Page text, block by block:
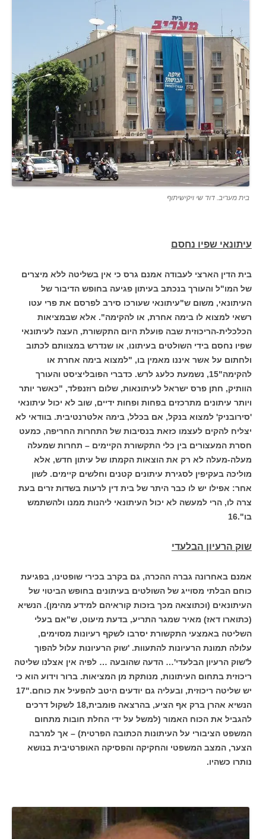
בית מעריב. דוד שי ויקישיתוף
עיתונאי שפיו נחסם
בית הדין הארצי לעבודה אמנם גרס כי אין בשליטה ללא מיצרים
של המו"ל והעורך בנכתב בעיתון פגיעה בחופש הדיבור של
העיתונאי, משום ש"עיתונאי שעורכו סירב לפרסם את פרי עטו
רשאי למצוא לו בימה אחרת, או להקימה". אלא שבמציאות
הכלכלית-הריכוזית שבה פועלת היום התקשורת, העצה לעיתונאי
שפיו נחסם בידי השולטים בעיתונו, או שנדרש במצוותם לכתוב
ולחתום על אשר איננו מאמין בו, "למצוא בימה אחרת או
להקימה"15, נשמעת כלעג לרש. כדברי הפובליציסט והעורך
הוותיק, חתן פרס ישראל לעיתונאות, שלום רוזנפלד, "כאשר יותר
ויותר עיתונים מתרכזים בפחות ופחות ידיים, שוב לא יכול עיתונאי
'סירובניק' למצוא בנקל, אם בכלל, בימה אלטרנטיבית. בוודאי לא
יצליח להקים לעצמו כזאת בנסיבות של התחרות החריפה, כמעט
חסרת המעצורים בין כלי התקשורת הקיימים – תחרות שמעלה
מעלה-מעלה לא רק את הוצאות הקמתו של עיתון חדש, אלא
מוליכה בעקיפין לסגירת עיתונים קטנים וחלשים קיימים. לשון
אחר: אפילו יש לו כבר היתר של בית דין לרעות בשדות זרים בעת
צרה לו, הרי למעשה לא יכול העיתונאי ליהנות ממנו ולהשתמש
בו".16
שוק הרעיון הבלעדי
אמנם באחרונה גברה ההכרה, גם בקרב בכירי שופטינו, בפגיעת
כוחם הבלתי מסוייג של השולטים בעיתונים בחופש הביטוי של
העיתונאים (וכתוצאה מכך בזכות קוראיהם למידע מהימן). הנשיא
(כתוארו דאז) מאיר שמגר התריע, בדעת מיעוט, ש"אם בעלי
השליטה באמצעי התקשורת יסרבו לשקף רעיונות מסוימים,
עלולה תמונת הרעיונות להתעוות. 'שוק הרעיונות עלול להפוך
ל'שוק הרעיון הבלעדי'… הדעה שהובעה … לפיה אין אצלנו שליטה
ריכוזית בתחום העיתונות, מנותקת מן המציאות. ברור וידוע הוא כי
יש שליטה ריכוזית, ובעליה גם יודעים היטב להפעיל את כוחם."17
הנשיא אהרן ברק אף הציע, בהרצאה פומבית,18 לשקול דרכים
להגביל את הכוח האמור (למשל על ידי החלת חובות מתחום
המשפט הציבורי על העיתונות הכתובה הפרטית) – אך למרבה
הצער, המצב המשפטי והחקיקה והפסיקה האופרטיבית בנושא
נותרו כשהיו.